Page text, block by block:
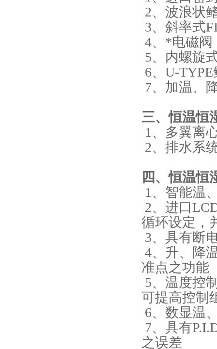
2、波浪状
3、斜率式
4、*电磁阀
5、内螺旋
6、U-
7、加温、
三、恒温恒
1、多翼离
2、排水系
四、恒温恒
1、智能温
2、进口
循环设定，
3、具有断
4、升、降
准点之功能
5、温度控
可提高控制
6、数显温
7、具有
之误差